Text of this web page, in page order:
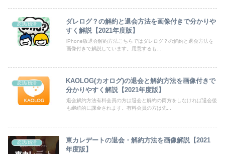
恋活/婚活
ダレログ？の解約と退会方法を画像付きで分かりや
すく解説【2021年度版】
iPhone版退会解約方法こちらではダレログ？の解約と退会方法を
画像付きで解説しています。用意するも...
恋活/婚活
KAOLOG(カオログ)の退会と解約方法を画像付きで
分かりやすく解説【2021年度版】
退会解約方法有料会員の方は退会と解約の両方をしなければ退会後
も継続的に課金されます。有料会員の方は先...
恋活/婚活
東カレデートの退会・解約方法を画像解説【2021
年度版】